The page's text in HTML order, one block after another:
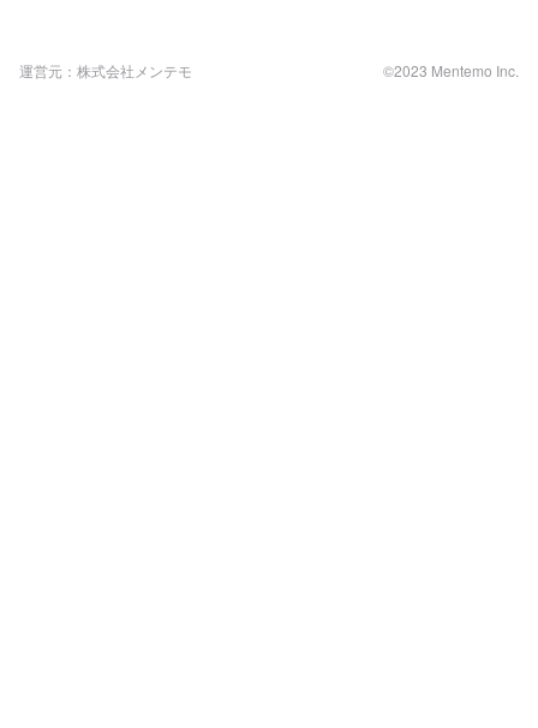
運営元：株式会社メンテモ ©2023 Mentemo Inc.